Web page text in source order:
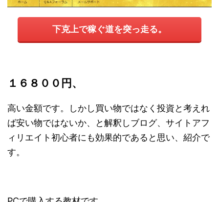
下克上で稼ぐ道を突っ走る。
１６８００円、
高い金額です。しかし買い物ではなく投資と考えれ
ば安い物ではないか、と解釈しブログ、サイトアフ
ィリエイト初心者にも効果的であると思い、紹介で
す。